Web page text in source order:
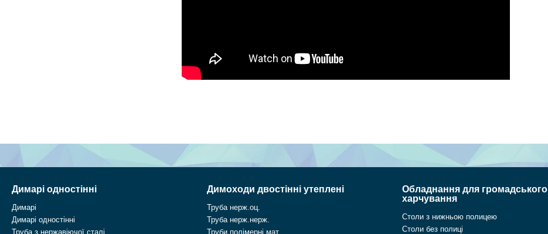
Димарі одностінні
Димарі
Димарі одностінні
Труба з нержавіючої сталі
Димоходи двостінні утеплені
Труба нерж.оц.
Труба нерж.нерж.
Труби полімерні мат.
Обладнання для громадського
харчування
Столи з нижньою полицею
Столи без полиці